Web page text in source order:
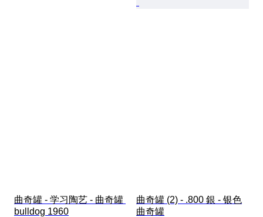
曲奇罐 - 学习陶艺 - 曲奇罐
bulldog 1960
曲奇罐 (2) - .800 銀 - 银色
曲奇罐